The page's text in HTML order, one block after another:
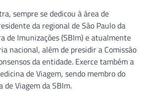
sempre se dedicou à área de
da regional de São Paulo da
de Imunizações (SBIm) e atualmente
nacional, além de presidir a Comissão
da entidade. Exerce também a
de Viagem, sendo membro do
de Viagem da SBIm.